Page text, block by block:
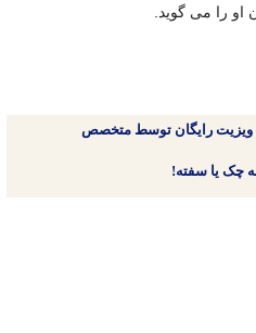
او را می گوید.
ویزیت رایگان توسط متخصص